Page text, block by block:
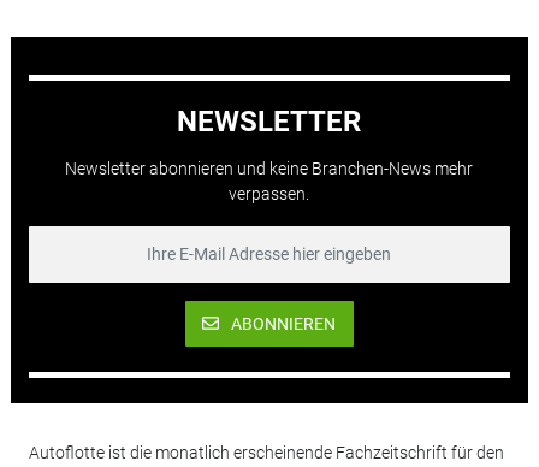
NEWSLETTER
Newsletter abonnieren und keine Branchen-News mehr
verpassen.
ABONNIEREN
Autoflotte ist die monatlich erscheinende Fachzeitschrift für den